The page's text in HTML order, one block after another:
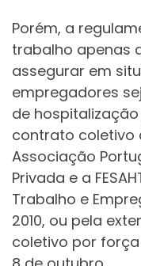
Porém, a
trabalho apenas
assegurar em
empregadores
de
contrato coletivo
Associação
Privada e a
Trabalho e
2010, ou pela
coletivo por força